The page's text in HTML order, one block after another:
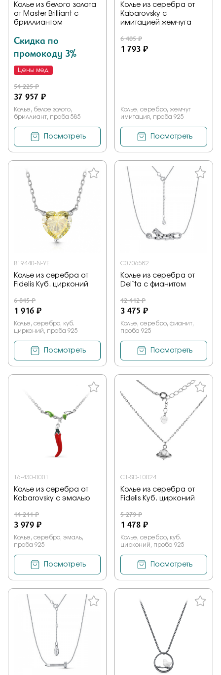
Колье из белого золота
от Master Brilliant с
бриллиантом
Скидка по
промокоду 3%
Цены мед
54 225 ₽
37 957 ₽
Колье, белое золото,
бриллиант, проба 585
Посмотреть
Колье из серебра от
Kabarovsky с
имитацией жемчуга
6 405 ₽
1 793 ₽
Колье, серебро, жемчуг
имитация, проба 925
Посмотреть
B19440-N-YE
Колье из серебра от
Fidelis Куб. цирконий
6 845 ₽
1 916 ₽
Колье, серебро, куб.
цирконий, проба 925
Посмотреть
С0706582
Колье из серебра от
Del`ta с фианитом
12 412 ₽
3 475 ₽
Колье, серебро, фианит,
проба 925
Посмотреть
16-430-0001
Колье из серебра от
Kabarovsky с эмалью
14 211 ₽
3 979 ₽
Колье, серебро, эмаль,
проба 925
Посмотреть
C1-SD-10024
Колье из серебра от
Fidelis Куб. цирконий
5 279 ₽
1 478 ₽
Колье, серебро, куб.
цирконий, проба 925
Посмотреть